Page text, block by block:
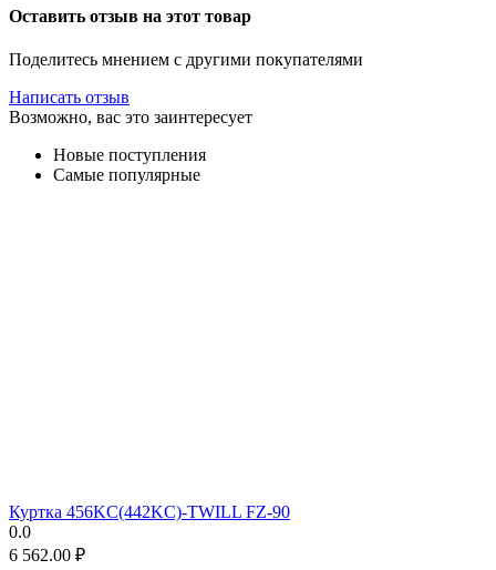
Оставить отзыв на этот товар
Поделитесь мнением с другими покупателями
Написать отзыв
Возможно, вас это заинтересует
Новые поступления
Самые популярные
Куртка 456KC(442KC)-TWILL FZ-90
0.0
6 562.00 ₽